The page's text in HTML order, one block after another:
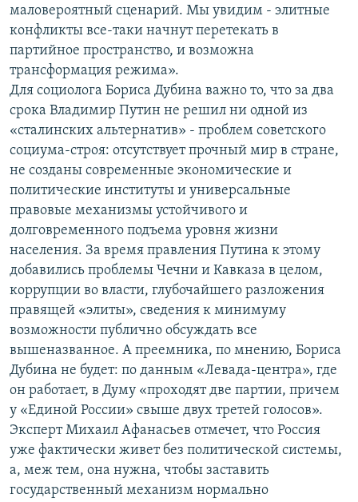
маловероятный сценарий. Мы увидим - элитные
конфликты все-таки начнут перетекать в
партийное пространство, и возможна
трансформация режима».
Для социолога Бориса Дубина важно то, что за два
срока Владимир Путин не решил ни одной из
«сталинских альтернатив» - проблем советского
социума-строя: отсутствует прочный мир в стране,
не созданы современные экономические и
политические институты и универсальные
правовые механизмы устойчивого и
долговременного подъема уровня жизни
населения. За время правления Путина к этому
добавились проблемы Чечни и Кавказа в целом,
коррупции во власти, глубочайшего разложения
правящей «элиты», сведения к минимуму
возможности публично обсуждать все
вышеназванное. А преемника, по мнению, Бориса
Дубина не будет: по данным «Левада-центра», где
он работает, в Думу «проходят две партии, причем
у «Единой России» свыше двух третей голосов».
Эксперт Михаил Афанасьев отмечет, что Россия
уже фактически живет без политической системы,
а, меж тем, она нужна, чтобы заставить
государственный механизм нормально